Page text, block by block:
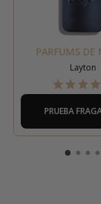
PARFUMS DE
Layton
PRUEBA